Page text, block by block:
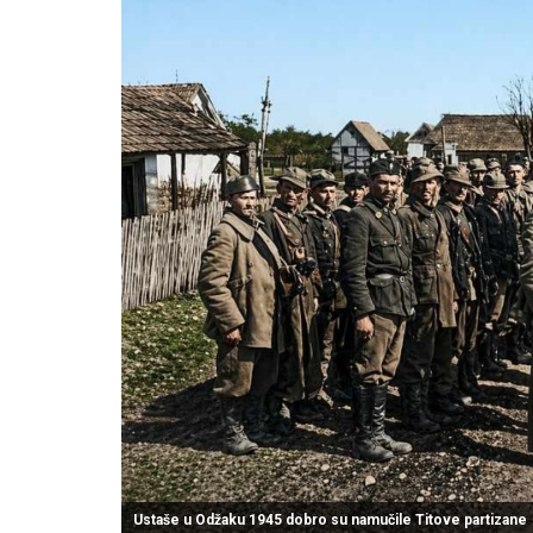
Ustaše u Odžaku 1945 dobro su namučile Titove partizane